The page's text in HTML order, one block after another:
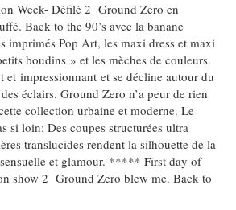
Week- Défilé 2 Ground Zero en
Back to the 90’s avec la banane
imprimés Pop Art, les maxi dress et maxi
boudins » et les mèches de couleurs.
et impressionnant et se décline autour du
éclairs. Ground Zero n’a peur de rien
collection urbaine et moderne. Le
si loin: Des coupes structurées ultra
translucides rendent la silhouette de la
et glamour. ***** First day of
show 2 Ground Zero blew me. Back to